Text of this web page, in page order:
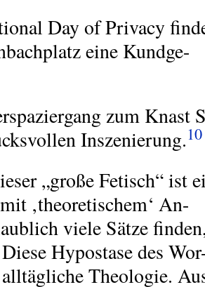
Day of Privacy
eine Kundge-
zum Knast
Inszenierung.10
„große Fetisch“ ist
‚theoretischem‘ An-
viele Sätze
Hypostase des
Theologie.